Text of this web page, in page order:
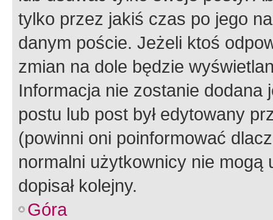
tylko przez jakiś czas po jego
danym poście. Jeżeli ktoś
zmian na dole będzie
Informacja nie zostanie dodana
postu lub post był edytowany
(powinni oni poinformować
normalni użytkownicy nie
dopisał kolejny.
Góra